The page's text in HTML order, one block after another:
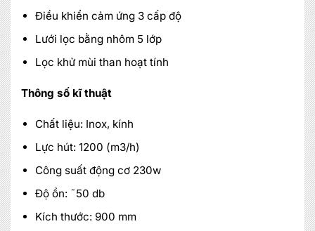
Điều khiển cảm ứng 3 cấp độ
Lưới lọc bằng nhôm 5 lớp
Lọc khử mùi than hoạt tính
Thông số kĩ thuật
Chất liệu: Inox, kính
Lực hút: 1200 (m3/h)
Công suất động cơ 230w
Độ ồn: ˜50 db
Kích thước: 900 mm